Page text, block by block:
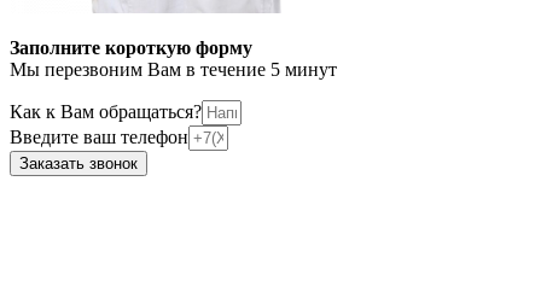
Заполните короткую форму
Мы перезвоним Вам в течение 5 минут
Как к Вам обращаться?
Введите ваш телефон
Заказать звонок